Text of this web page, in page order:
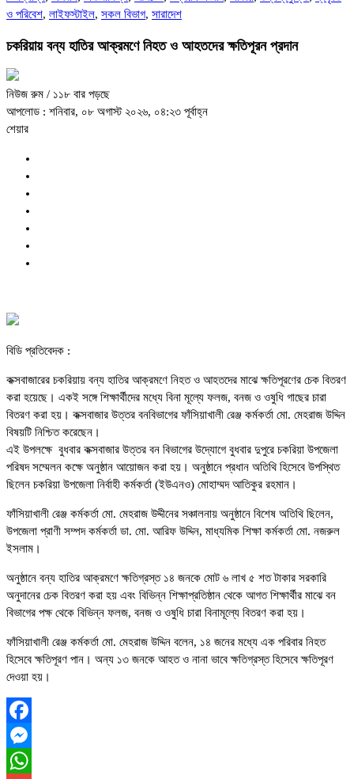
ও পরিবেশ, লাইফস্টাইল, সকল বিভাগ, সারাদেশ
চকরিয়ায় বন্য হাতির আক্রমণে নিহত ও আহতদের ক্ষতিপূরন প্রদান
নিউজ রুম / ১১৮ বার পড়ছে
আপলোড : শনিবার, ০৮ অগাস্ট ২০২৬, ০৪:২৩ পূর্বাহ্ন
শেয়ার
বিডি প্রতিবেদক :
কক্সবাজারের চকরিয়ায় বন্য হাতির আক্রমণে নিহত ও আহতদের মাঝে ক্ষতিপূরণের চেক বিতরণ
করা হয়েছে। একই সঙ্গে শিক্ষার্থীদের মধ্যে বিনা মূল্যে ফলজ, বনজ ও ওষুধি গাছের চারা
বিতরণ করা হয়। কক্সবাজার উত্তর বনবিভাগের ফাঁসিয়াখালী রেঞ্জ কর্মকর্তা মো. মেহরাজ উদ্দিন
বিষয়টি নিশ্চিত করেছেন।
এই উপলক্ষে বুধবার কক্সবাজার উত্তর বন বিভাগের উদ্যোগে বুধবার দুপুরে চকরিয়া উপজেলা
পরিষদ সম্মেলন কক্ষে অনুষ্ঠান আয়োজন করা হয়। অনুষ্ঠানে প্রধান অতিথি হিসেবে উপস্থিত
ছিলেন চকরিয়া উপজেলা নির্বাহী কর্মকর্তা (ইউএনও) মোহাম্মদ আতিকুর রহমান।
ফাঁসিয়াখালী রেঞ্জ কর্মকর্তা মো. মেহরাজ উদ্দীনের সঞ্চালনায় অনুষ্ঠানে বিশেষ অতিথি ছিলেন,
উপজেলা প্রাণী সম্পদ কর্মকর্তা ডা. মো. আরিফ উদ্দিন, মাধ্যমিক শিক্ষা কর্মকর্তা মো. নজরুল
ইসলাম।
অনুষ্ঠানে বন্য হাতির আক্রমণে ক্ষতিগ্রস্ত ১৪ জনকে মোট ৬ লাখ ৫ শত টাকার সরকারি
অনুদানের চেক বিতরণ করা হয় এবং বিভিন্ন শিক্ষাপ্রতিষ্ঠান থেকে আগত শিক্ষার্থীর মাঝে বন
বিভাগের পক্ষ থেকে বিভিন্ন ফলজ, বনজ ও ওষুধি চারা বিনামূল্যে বিতরণ করা হয়।
ফাঁসিয়াখালী রেঞ্জ কর্মকর্তা মো. মেহরাজ উদ্দিন বলেন, ১৪ জনের মধ্যে এক পরিবার নিহত
হিসেবে ক্ষতিপূরণ পান। অন্য ১৩ জনকে আহত ও নানা ভাবে ক্ষতিগ্রস্ত হিসেবে ক্ষতিপূরণ
দেওয়া হয়।
Facebook
Messenger